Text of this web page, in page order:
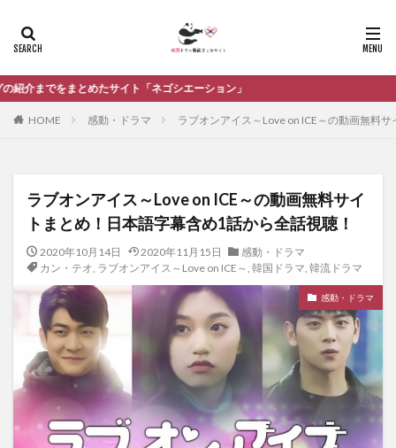
シエーション」
HOME 感動・ドラマ ラブオンアイス～Love on ICE～の動画無料
ラブオンアイス～Love on ICE～の動画無料サイ
トまとめ！日本語字幕含め1話から全話視聴！
2020年10月14日 2020年11月15日
感動・ドラマ
カン・テオ, ラブオンアイス～Love on ICE～, 韓国ドラマ, 韓流ドラマ
感動・ドラマ